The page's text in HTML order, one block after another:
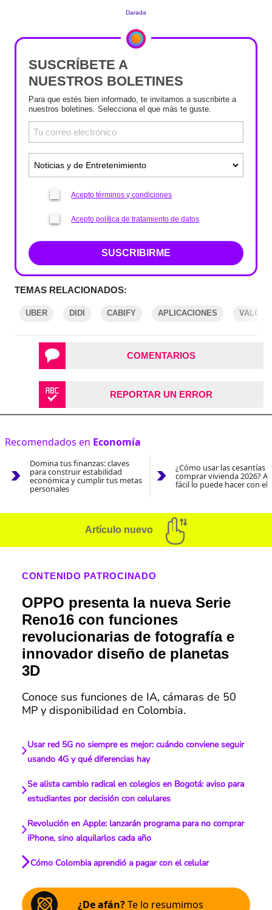
SUSCRÍBETE A
NUESTROS BOLETINES
Para que estés bien informado, te invitamos a suscribirte a
nuestros boletines. Selecciona el que más te guste.
Acepto términos y condiciones
Acepto política de tratamiento de datos
SUSCRIBIRME
TEMAS RELACIONADOS:
UBER DIDI CABIFY APLICACIONES
COMENTARIOS
REPORTAR UN ERROR
Recomendados en Economía
Domina tus finanzas: claves
para construir estabilidad
económica y cumplir tus metas
personales
¿Cómo usar las cesantías
comprar vivienda 2026?
fácil lo puede hacer con el
Artículo nuevo
CONTENIDO PATROCINADO
OPPO presenta la nueva Serie
Reno16 con funciones
revolucionarias de fotografía e
innovador diseño de planetas
3D
Conoce sus funciones de IA, cámaras de 50
MP y disponibilidad en Colombia.
Usar red 5G no siempre es mejor: cuándo conviene seguir
usando 4G y qué diferencias hay
Se alista cambio radical en colegios en Bogotá: aviso para
estudiantes por decisión con celulares
Revolución en Apple: lanzarán programa para no comprar
iPhone, sino alquilarlos cada año
Cómo Colombia aprendió a pagar con el celular
¿De afán?Te lo resumimos